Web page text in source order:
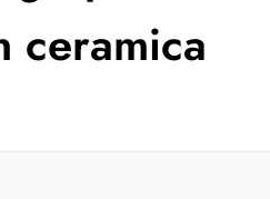
ceramica